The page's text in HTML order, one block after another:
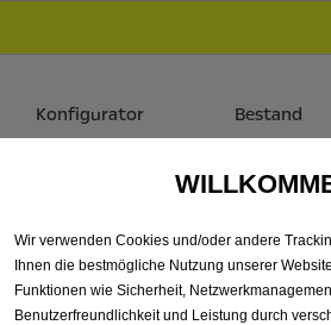
Konfigurator Bestand
ALLE MOKKA
Wir verwenden Cookies und/oder andere
Ihnen die bestmögliche Nutzung unserer
Funktionen wie Sicherheit,
Benutzerfreundlichkeit und Leistung durch